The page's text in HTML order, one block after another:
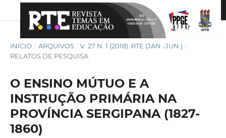
INÍCIO / ARQUIVOS / V. 27 N. 1 (2018): RTE (JAN.-JUN.) /
RELATOS DE PESQUISA
O ENSINO MÚTUO E A
INSTRUÇÃO PRIMÁRIA NA
PROVÍNCIA SERGIPANA (1827-
1860)